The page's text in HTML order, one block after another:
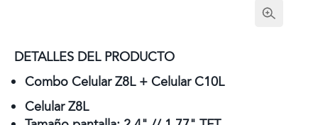
DETALLES DEL PRODUCTO
Combo Celular Z8L + Celular C10L
Celular Z8L